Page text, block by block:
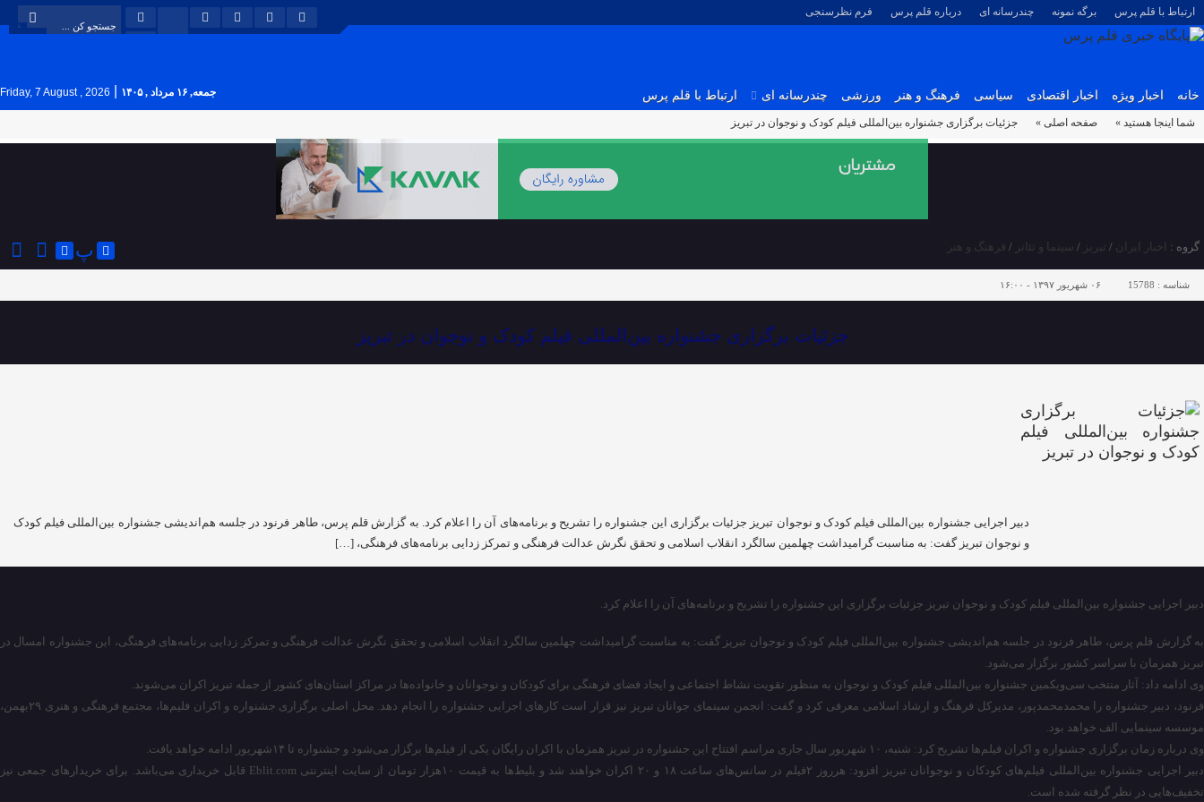
ارتباط با قلم پرس برگه نمونه چندرسانه ای درباره قلم پرس فرم نظرسنجی
خانه اخبار ویژه اخبار اقتصادی سیاسی فرهنگ و هنر ورزشی چندرسانه ای ارتباط با قلم پرس جمعه, ۱۶ مرداد , ۱۴۰۵ Friday, 7 August , 2026
شما اینجا هستید » صفحه اصلی » جزئیات برگزاری جشنواره‌ بین‌المللی فیلم کودک و نوجوان در تبریز
گروه : اخبار ایران / تبریز / سینما و تئاتر / فرهنگ و هنر پ
شناسه : 15788 ۰۶ شهریور ۱۳۹۷ - ۱۶:۰۰
جزئیات برگزاری جشنواره‌ بین‌المللی فیلم کودک و نوجوان در تبریز
دبیر اجرایی جشنواره بین‌المللی فیلم کودک و نوجوان تبریز جزئیات برگزاری این جشنواره را تشریح و برنامه‌های آن را اعلام کرد. به گزارش قلم پرس، طاهر فرنود در جلسه هم‌اندیشی جشنواره بین‌المللی فیلم کودک
و نوجوان تبریز گفت: به مناسبت گرامیداشت چهلمین سالگرد انقلاب اسلامی و تحقق نگرش عدالت فرهنگی و تمرکز زدایی برنامه‌های فرهنگی، […]
دبیر اجرایی جشنواره بین‌المللی فیلم کودک و نوجوان تبریز جزئیات برگزاری این جشنواره را تشریح و برنامه‌های آن را اعلام کرد.
به گزارش قلم پرس، طاهر فرنود در جلسه هم‌اندیشی جشنواره بین‌المللی فیلم کودک و نوجوان تبریز گفت: به مناسبت گرامیداشت چهلمین سالگرد انقلاب اسلامی و تحقق نگرش عدالت فرهنگی و تمرکز زدایی برنامه‌های فرهنگی، این جشنواره امسال در
تبریز همزمان با سراسر کشور برگزار می‌شود.
وی ادامه داد: آثار منتخب سی‌ویکمین جشنواره بین‌المللی فیلم کودک و نوجوان به منظور تقویت نشاط اجتماعی و ایجاد فضای فرهنگی برای کودکان و نوجوانان و خانواده‌ها در مراکز استان‌های کشور از جمله تبریز اکران می‌شوند.
فرنود، دبیر جشنواره را محمدمحمدپور، مدیرکل فرهنگ و ارشاد اسلامی معرفی کرد و گفت: انجمن سینمای جوانان تبریز نیز قرار است کارهای اجرایی جشنواره را انجام دهد. محل اصلی برگزاری جشنواره و اکران فلیم‌ها، مجتمع فرهنگی و هنری ۲۹بهمن،
موسسه سینمایی الف خواهد بود.
وی درباره زمان برگزاری جشنواره و اکران فیلم‌ها تشریح کرد: شنبه، ۱۰ شهریور سال جاری مراسم افتتاح این جشنواره در تبریز همزمان با اکران رایگان یکی از فیلم‌ها برگزار می‌شود و جشنواره تا ۱۴شهریور ادامه خواهد یافت.
دبیر اجرایی جشنواره بین‌المللی فیلم‌های کودکان و نوجوانان تبریز افزود: هرروز ۲فیلم در سانس‌های ساعت ۱۸ و ۲۰ اکران خواهند شد و بلیط‌ها به قیمت ۱۰هزار تومان از سایت اینترنتی Eblit.com قابل خریداری می‌باشد. برای خریدارهای جمعی نیز
تخفیف‌هایی در نظر گرفته شده است.